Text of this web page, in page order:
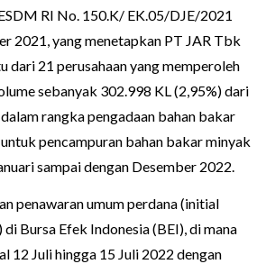
RI No. 150.K/ EK.05/DJE/2021
2021, yang menetapkan PT JAR Tbk
dari 21 perusahaan yang memperoleh
sebanyak 302.998 KL (2,95%) dari
rangka pengadaan bahan bakar
pencampuran bahan bakar minyak
sampai dengan Desember 2022.
penawaran umum perdana (initial
Bursa Efek Indonesia (BEI), di mana
12 Juli hingga 15 Juli 2022 dengan